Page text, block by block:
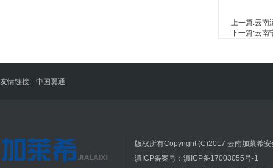
上一篇:云南
下一篇:云南
友情链接: 中国翼通
版权所有Copyright (C)2017 云南加莱希
滇ICP备案号：滇ICP备17003055号-1